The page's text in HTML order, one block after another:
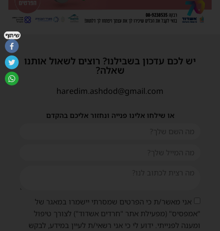
יש לכם עדכון בשבילנו? רוצים לשאול אותנו
שאלה?
haredim.ashdod@gmail.com
או שילחו אלינו פנייה ונחזור אליכם בהקדם
אני מאשר/ת כי הפרטים שמסרתי יישמרו במאגר של
"אמפסיס" (מפעילת אתר "חרדים אשדוד") לצורך טיפול
ומענה לפנייתי. ידוע לי כי אני רשאי/ת לעיין במידע, לבקש
שיתוף